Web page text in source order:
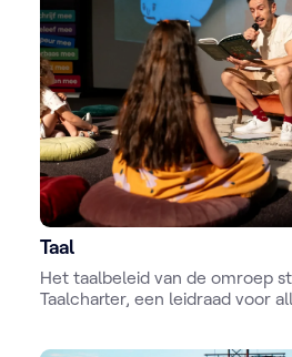
Taal
Het taalbeleid van de omroep
Taalcharter, een leidraad voor